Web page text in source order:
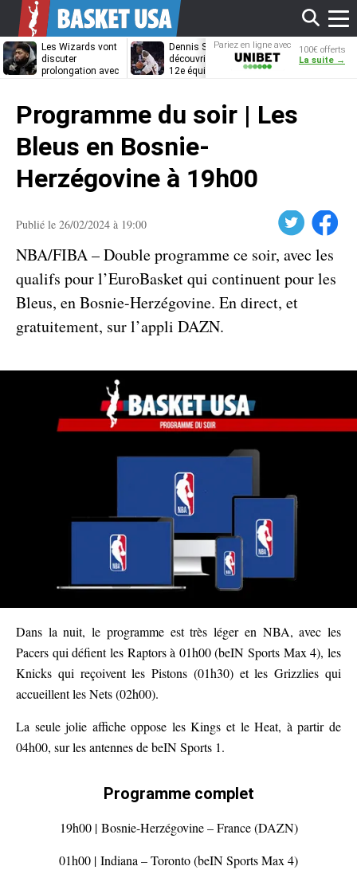
Les Wizards vont
discuter
prolongation avec
Dennis Schröder
découvrira-t-il une
12e équipe
Les Grizzlies
cherchent
Pariez en ligne avec
Unibet
100€ offerts
La suite →
Programme du soir | Les
Bleus en Bosnie-
Herzégovine à 19h00
Publié le 26/02/2024 à 19:00 Facebook
NBA/FIBA – Double programme ce soir, avec les
qualifs pour l’EuroBasket qui continuent pour les
Bleus, en Bosnie-Herzégovine. En direct, et
gratuitement, sur l’appli DAZN.
Dans la nuit, le programme est très léger en NBA, avec les
Pacers qui défient les Raptors à 01h00 (beIN Sports Max 4), les
Knicks qui reçoivent les Pistons (01h30) et les Grizzlies qui
accueillent les Nets (02h00).
La seule jolie affiche oppose les Kings et le Heat, à partir de
04h00, sur les antennes de beIN Sports 1.
Programme complet
19h00 | Bosnie-Herzégovine – France (DAZN)
01h00 | Indiana – Toronto (beIN Sports Max 4)